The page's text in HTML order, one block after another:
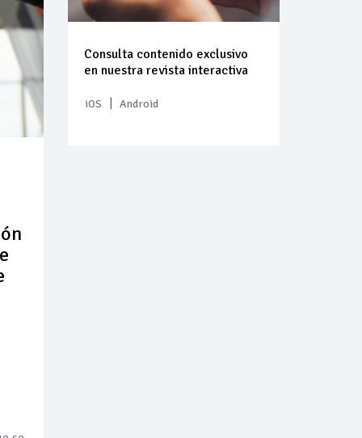
Consulta contenido exclusivo
en nuestra revista interactiva
iOS | Android